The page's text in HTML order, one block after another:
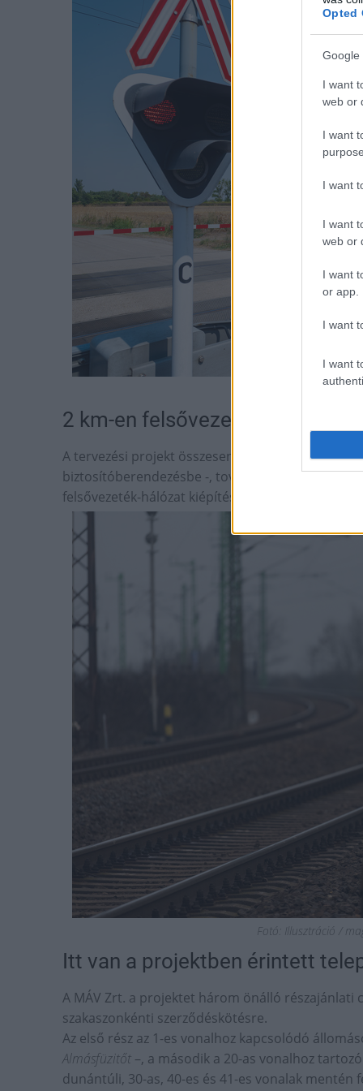
Opted
Google
I want
web or
I want
I want
I want
web or
I want
or app.
I want
I want
Fotó: Illusztráció /
2 km-en felsővezeték, 21 km-en
A tervezési projekt összesen 113 vágányhálózati
biztosítóberendezésbe -, továbbá több mint
felsővezeték-hálózat kiépítésének előkészítését
Fotó: Illusztráció /
Itt van a projektben érintett
A MÁV Zrt. a projektet három önálló
szakaszonkénti szerződéskötésre.
Az első rész az 1-es vonalhoz kapcsolódó
Almásfüzitőt –, a második a 20-as vonalhoz tartozó
dunántúli, 30-as, 40-es és 41-es vonalak mentén